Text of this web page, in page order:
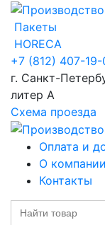
Пакеты
HORECA
+7 (812) 407-19-
г. Санкт-
литер А
Схема проезда
Оплата и
О компании
Контакты
Search
for: